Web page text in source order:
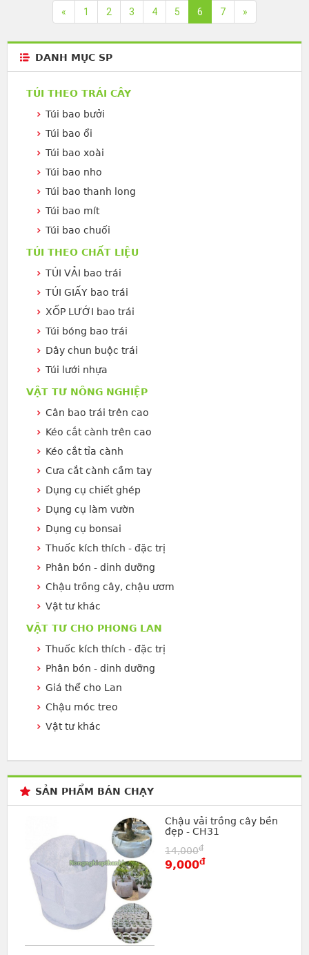
« 1 2 3 4 5 6 7 »
DANH MỤC SP
TÚI THEO TRÁI CÂY
Túi bao bưởi
Túi bao ổi
Túi bao xoài
Túi bao nho
Túi bao thanh long
Túi bao mít
Túi bao chuối
TÚI THEO CHẤT LIỆU
TÚI VẢI bao trái
TÚI GIẤY bao trái
XỐP LƯỚI bao trái
Túi bóng bao trái
Dây chun buộc trái
Túi lưới nhựa
VẬT TƯ NÔNG NGHIỆP
Cân bao trái trên cao
Kéo cắt cành trên cao
Kéo cắt tỉa cành
Cưa cắt cành cầm tay
Dụng cụ chiết ghép
Dụng cụ làm vườn
Dụng cụ bonsai
Thuốc kích thích - đặc trị
Phân bón - dinh dưỡng
Chậu trồng cây, chậu ươm
Vật tư khác
VẬT TƯ CHO PHONG LAN
Thuốc kích thích - đặc trị
Phân bón - dinh dưỡng
Giá thể cho Lan
Chậu móc treo
Vật tư khác
SẢN PHẨM BÁN CHẠY
Chậu vải trồng cây bền
đẹp - CH31
14,000đ
9,000đ